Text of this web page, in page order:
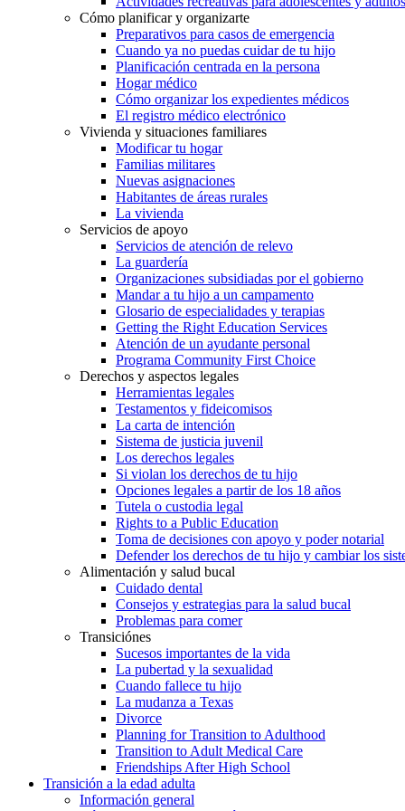
Cómo planificar y organizarte
Preparativos para casos de emergencia
Cuando ya no puedas cuidar de tu hijo
Planificación centrada en la persona
Hogar médico
Cómo organizar los expedientes médicos
El registro médico electrónico
Vivienda y situaciones familiares
Modificar tu hogar
Familias militares
Nuevas asignaciones
Habitantes de áreas rurales
La vivienda
Servicios de apoyo
Servicios de atención de relevo
La guardería
Organizaciones subsidiadas por el gobierno
Mandar a tu hijo a un campamento
Glosario de especialidades y terapias
Getting the Right Education Services
Atención de un ayudante personal
Programa Community First Choice
Derechos y aspectos legales
Herramientas legales
Testamentos y fideicomisos
La carta de intención
Sistema de justicia juvenil
Los derechos legales
Si violan los derechos de tu hijo
Opciones legales a partir de los 18 años
Tutela o custodia legal
Rights to a Public Education
Toma de decisiones con apoyo y poder notarial
Defender los derechos de tu hijo y cambiar los
Alimentación y salud bucal
Cuidado dental
Consejos y estrategias para la salud bucal
Problemas para comer
Transiciónes
Sucesos importantes de la vida
La pubertad y la sexualidad
Cuando fallece tu hijo
La mudanza a Texas
Divorce
Planning for Transition to Adulthood
Transition to Adult Medical Care
Friendships After High School
Transición a la edad adulta
Información general